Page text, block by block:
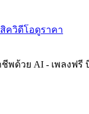
ควิดีโอดูราคา
พด้วย AI - เพลงฟรี